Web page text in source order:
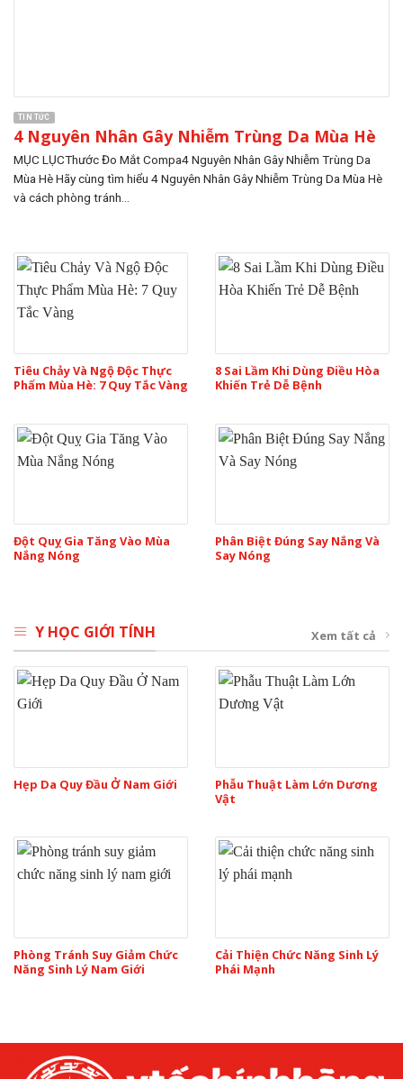
TIN TỨC
4 Nguyên Nhân Gây Nhiễm Trùng Da Mùa Hè
MỤC LỤCThước Đo Mắt Compa4 Nguyên Nhân Gây Nhiễm Trùng Da
Mùa Hè Hãy cùng tìm hiểu 4 Nguyên Nhân Gây Nhiễm Trùng Da Mùa Hè
và cách phòng tránh...
Tiêu Chảy Và Ngộ Độc Thực
Phẩm Mùa Hè: 7 Quy Tắc Vàng
8 Sai Lầm Khi Dùng Điều Hòa
Khiến Trẻ Dễ Bệnh
Đột Quỵ Gia Tăng Vào Mùa
Nắng Nóng
Phân Biệt Đúng Say Nắng Và
Say Nóng
Y HỌC GIỚI TÍNH Xem tất cả
Hẹp Da Quy Đầu Ở Nam Giới
Phẫu Thuật Làm Lớn Dương
Vật
Phòng Tránh Suy Giảm Chức
Năng Sinh Lý Nam Giới
Cải Thiện Chức Năng Sinh Lý
Phái Mạnh